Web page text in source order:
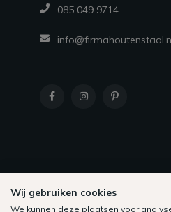
085 049 9714
Wij gebruiken cookies
We kunnen deze plaatsen voor